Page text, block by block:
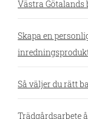
Västra
Skapa en
Så väljer du rätt
Trädgårdsarbete